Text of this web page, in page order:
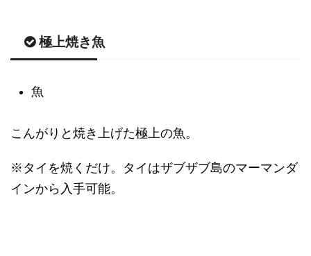
極上焼き魚
魚
こんがりと焼き上げた極上の魚。
※タイを焼くだけ。タイはザブザブ島のマーマンダ
インから入手可能。